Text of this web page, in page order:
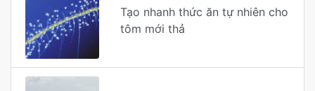
Tạo nhanh thức ăn tự nhiên cho
tôm mới thả